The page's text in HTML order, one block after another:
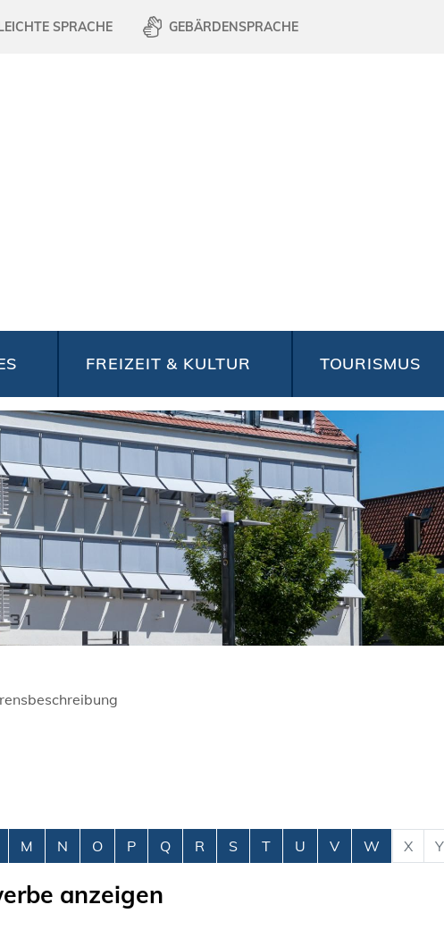
SPRACHE GEBÄRDENSPRACHE
FREIZEIT & KULTUR TOURISMUS
M N O P Q R S T U V W X Y
anzeigen